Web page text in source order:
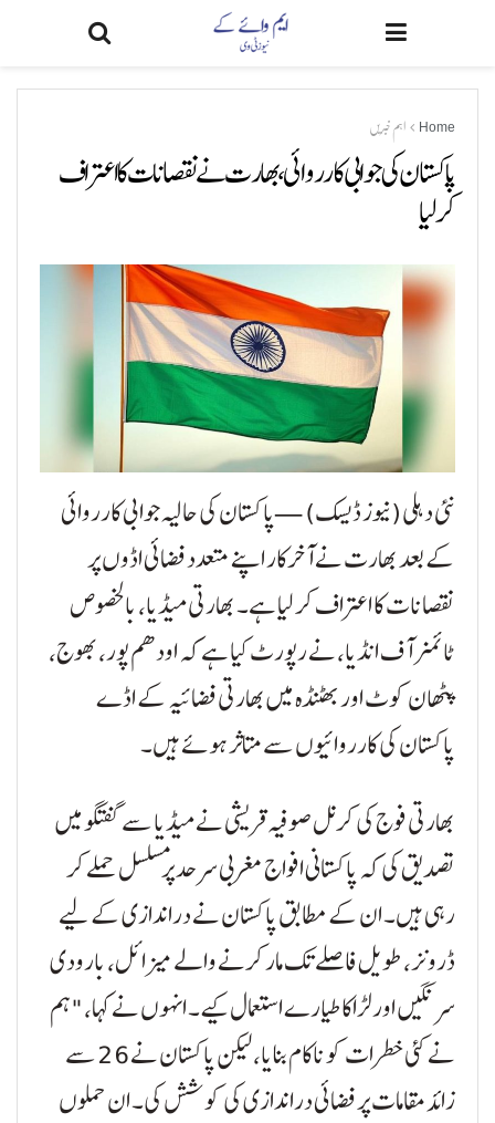
Home اہم خبریں
پاکستان کی جوابی کارروائی، بھارت نے نقصانات کا اعتراف
کرلیا
نئی دہلی (نیوز ڈیسک) — پاکستان کی حالیہ جوابی کارروائی
کے بعد بھارت نے آخرکار اپنے متعدد فضائی اڈوں پر
نقصانات کا اعتراف کر لیا ہے۔ بھارتی میڈیا، بالخصوص
ٹائمز آف انڈیا، نے رپورٹ کیا ہے کہ اودھم پور، بھوج،
پٹھان کوٹ اور بھٹنڈہ میں بھارتی فضائیہ کے اڈے
پاکستان کی کارروائیوں سے متاثر ہوئے ہیں۔
بھارتی فوج کی کرنل صوفیہ قریشی نے میڈیا سے گفتگو میں
تصدیق کی کہ پاکستانی افواج مغربی سرحد پر مسلسل حملے کر
رہی ہیں۔ ان کے مطابق پاکستان نے دراندازی کے لیے
ڈرونز، طویل فاصلے تک مار کرنے والے میزائل، بارودی
سرنگیں اور لڑاکا طیارے استعمال کیے۔ انہوں نے کہا، "ہم
نے کئی خطرات کو ناکام بنایا، لیکن پاکستان نے 26 سے
زائد مقامات پر فضائی دراندازی کی کوشش کی۔ ان حملوں